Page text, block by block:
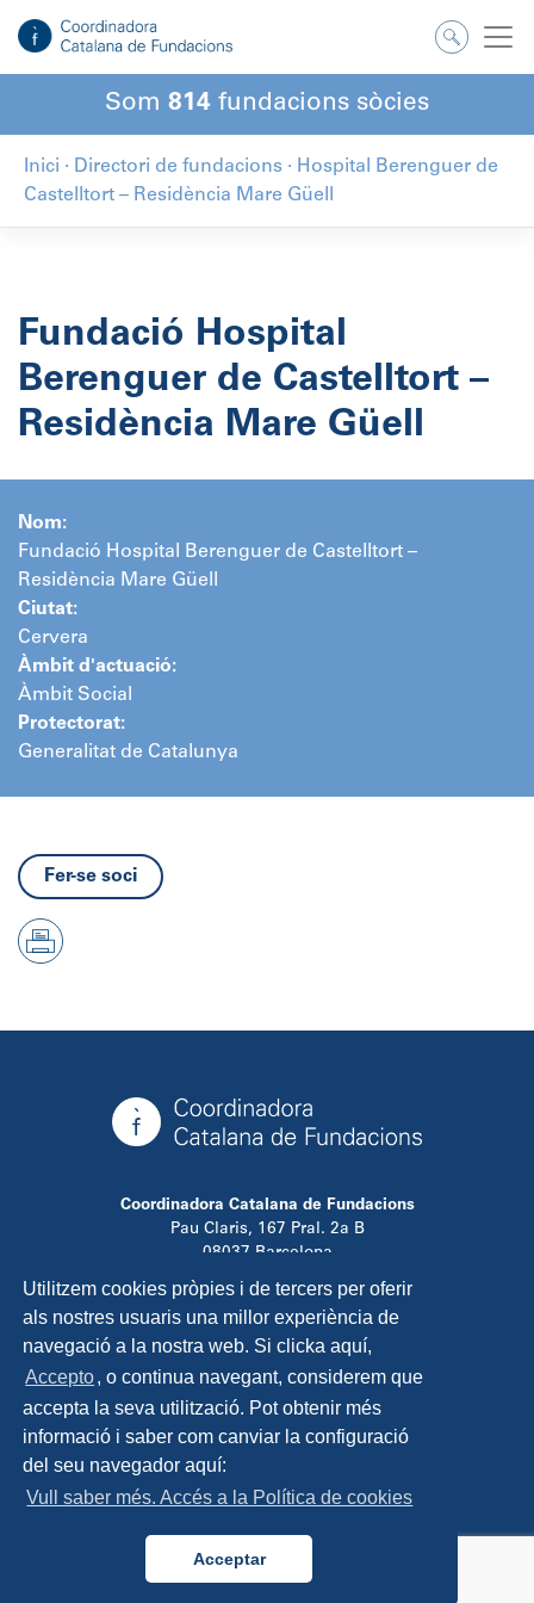
Utilitzem cookies pròpies i de tercers per oferir
als nostres usuaris una millor experiència de
navegació a la nostra web. Si clicka aquí,
Accepto, o continua navegant, considerem que
accepta la seva utilització. Pot obtenir més
informació i saber com canviar la configuració
del seu navegador aquí:
Vull saber més. Accés a la Política de cookies
Acceptar
contingut
Som 814 fundacions sòcies
Inici · Directori de fundacions · Hospital Berenguer de
Castelltort – Residència Mare Güell
Fundació Hospital
Berenguer de Castelltort –
Residència Mare Güell
Nom:
Fundació Hospital Berenguer de Castelltort –
Residència Mare Güell
Ciutat:
Cervera
Àmbit d'actuació:
Àmbit Social
Protectorat:
Generalitat de Catalunya
Fer-se soci
Coordinadora Catalana de Fundacions
Pau Claris, 167 Pral. 2a B
08037 Barcelona
T. 934 881 480
info@ccfundacions.cat
Contacta
Política de privadesa
Política de cookies